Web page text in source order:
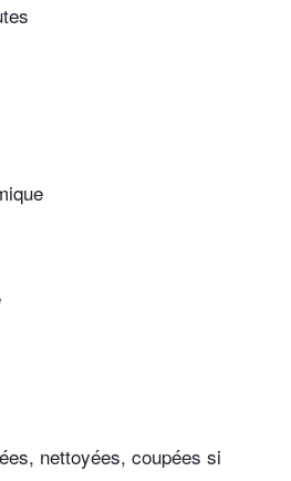
nettoyées, coupées si